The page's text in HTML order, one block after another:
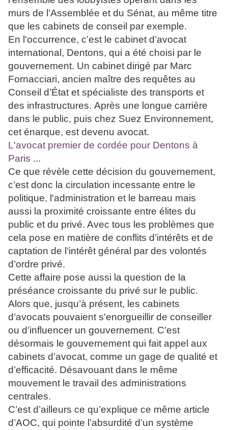
murs de l’Assemblée et du Sénat, au même titre
que les cabinets de conseil par exemple.
En l'occurrence, c’est le cabinet d’avocat
international, Dentons, qui a été choisi par le
gouvernement. Un cabinet dirigé par Marc
Fornacciari, ancien maître des requêtes au
Conseil d’État et spécialiste des transports et
des infrastructures. Après une longue carrière
dans le public, puis chez Suez Environnement,
cet énarque, est devenu avocat.
L'avocat premier de cordée pour Dentons à
Paris ...
Ce que révèle cette décision du gouvernement,
c’est donc la circulation incessante entre le
politique, l'administration et le barreau mais
aussi la proximité croissante entre élites du
public et du privé. Avec tous les problèmes que
cela pose en matière de conflits d’intérêts et de
captation de l’intérêt général par des volontés
d’ordre privé.
Cette affaire pose aussi la question de la
préséance croissante du privé sur le public.
Alors que, jusqu’à présent, les cabinets
d’avocats pouvaient s'enorgueillir de conseiller
ou d’influencer un gouvernement. C’est
désormais le gouvernement qui fait appel aux
cabinets d’avocat, comme un gage de qualité et
d’efficacité. Désavouant dans le même
mouvement le travail des administrations
centrales.
C’est d’ailleurs ce qu’explique ce même article
d’AOC, qui pointe l’absurdité d’un système